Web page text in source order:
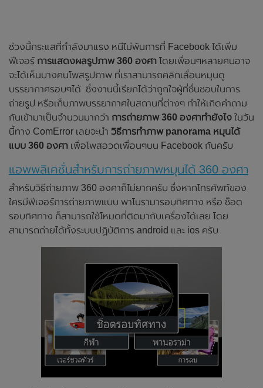
ช่วงนี้กระแสที่กำลังมาแรง หนีไม่พ้นการที่ Facebook ได้เพิ่ม
ฟีเจอร์ การแสดงผลรูปภาพ 360 องศา โดยเพื่อนๆหลายคนอาจ
จะได้เห็นบางคนโพสรูปภาพ ที่เราสามารถคลิกเลื่อนหมุนดู
บรรยากาศรอบๆได้ ซึ่งงานนี้เรียกได้ว่าถูกใจผู้ที่ชื่นชอบในการ
ถ่ายรูป หรือเก็บภาพบรรยากาศในสถานที่ต่างๆ ทำให้เกิดคำถาม
กันเข้ามาเป็นจำนวนมากว่า การถ่ายภาพ 360 องศาทำยังไง ในวัน
นี้ทาง ComError เลยจะนำ วิธีการทำภาพ panorama หมุนได้
แบบ 360 องศา เพื่อโพสอวดเพื่อนๆบน Facebook กันครับ
แอพพลิเคชั่นสำหรับการถ่ายภาพหมุนได้ 360 องศา
สำหรับวิธีถ่ายภาพ 360 องศาก็ไม่ยากครับ ซึ่งหากโทรศัพท์ของ
ใครมีฟีเจอร์การถ่ายภาพแบบ พาโนรามารอบทิศทาง หรือ ซ๊อต
รอบทิศทาง ก็สามารถใช้โหมดที่ติดมากับเครื่องได้เลย โดย
สามารถถ่ายได้ทั้งระบบปฏิบัติการ android และ ios ครับ